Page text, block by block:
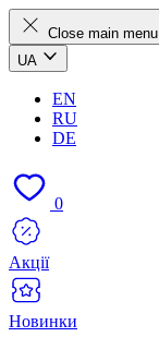
Close main menu
UA
EN
RU
DE
0
Акції
Новинки